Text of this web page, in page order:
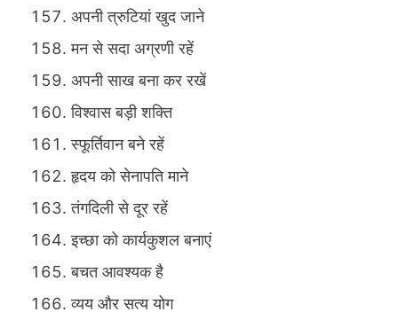
अपनी त्रुटियां खुद जाने
मन से सदा अग्रणी रहें
अपनी साख बना कर रखें
विश्वास बड़ी शक्ति
स्फूर्तिवान बने रहें
हृदय को सेनापति माने
तंगदिली से दूर रहें
इच्छा को कार्यकुशल बनाएं
बचत आवश्यक है
व्यय और सत्य योग